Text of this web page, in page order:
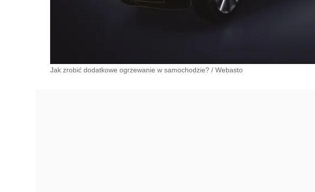
Jak zrobić dodatkowe ogrzewanie w samochodzie? / Webasto